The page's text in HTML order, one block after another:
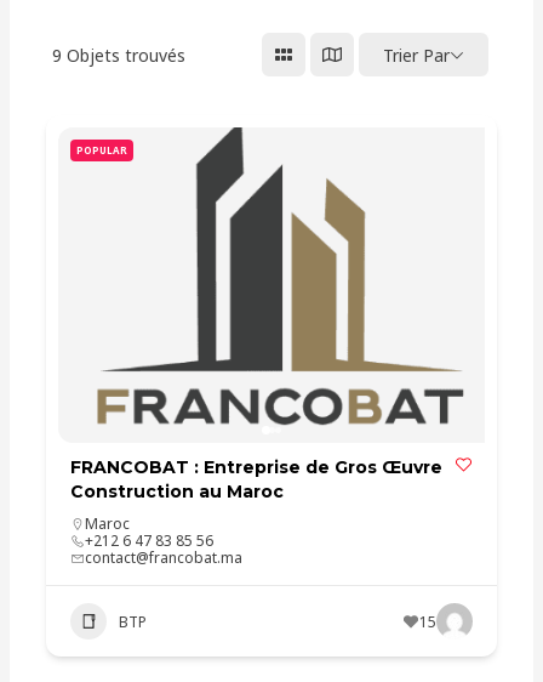
9 Objets trouvés Trier Par
POPULAR
FRANCOBAT : Entreprise de Gros Œuvre
Construction au Maroc
Maroc
+212 6 47 83 85 56
contact@francobat.ma
BTP 15